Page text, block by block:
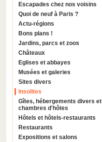
Escapades chez nos voisins
Quoi de neuf à Paris ?
Actu-régions
Bons plans !
Jardins, parcs et zoos
Châteaux
Eglises et abbayes
Musées et galeries
Sites divers
Insolites
Gîtes, hébergements divers et
chambres d'hôtes
Hôtels et hôtels-restaurants
Restaurants
Expositions et salons